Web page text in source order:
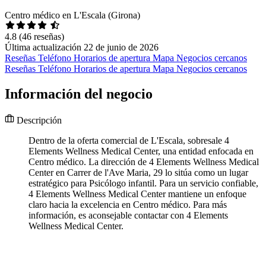
Centro médico en L'Escala (Girona)
4.8 (46 reseñas)
Última actualización 22 de junio de 2026
Reseñas Teléfono Horarios de apertura Mapa Negocios cercanos
Reseñas Teléfono Horarios de apertura Mapa Negocios cercanos
Información del negocio
Descripción
Dentro de la oferta comercial de L'Escala, sobresale 4
Elements Wellness Medical Center, una entidad enfocada en
Centro médico. La dirección de 4 Elements Wellness Medical
Center en Carrer de l'Ave Maria, 29 lo sitúa como un lugar
estratégico para Psicólogo infantil. Para un servicio confiable,
4 Elements Wellness Medical Center mantiene un enfoque
claro hacia la excelencia en Centro médico. Para más
información, es aconsejable contactar con 4 Elements
Wellness Medical Center.